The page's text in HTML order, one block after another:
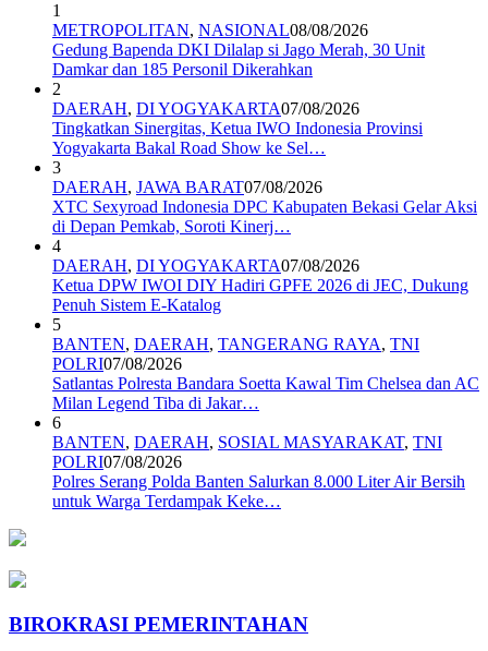
1
METROPOLITAN, NASIONAL08/08/2026
Gedung Bapenda DKI Dilalap si Jago Merah, 30 Unit
Damkar dan 185 Personil Dikerahkan
2
DAERAH, DI YOGYAKARTA07/08/2026
Tingkatkan Sinergitas, Ketua IWO Indonesia Provinsi
Yogyakarta Bakal Road Show ke Sel…
3
DAERAH, JAWA BARAT07/08/2026
XTC Sexyroad Indonesia DPC Kabupaten Bekasi Gelar Aksi
di Depan Pemkab, Soroti Kinerj…
4
DAERAH, DI YOGYAKARTA07/08/2026
Ketua DPW IWOI DIY Hadiri GPFE 2026 di JEC, Dukung
Penuh Sistem E-Katalog
5
BANTEN, DAERAH, TANGERANG RAYA, TNI
POLRI07/08/2026
Satlantas Polresta Bandara Soetta Kawal Tim Chelsea dan AC
Milan Legend Tiba di Jakar…
6
BANTEN, DAERAH, SOSIAL MASYARAKAT, TNI
POLRI07/08/2026
Polres Serang Polda Banten Salurkan 8.000 Liter Air Bersih
untuk Warga Terdampak Keke…
BIROKRASI PEMERINTAHAN